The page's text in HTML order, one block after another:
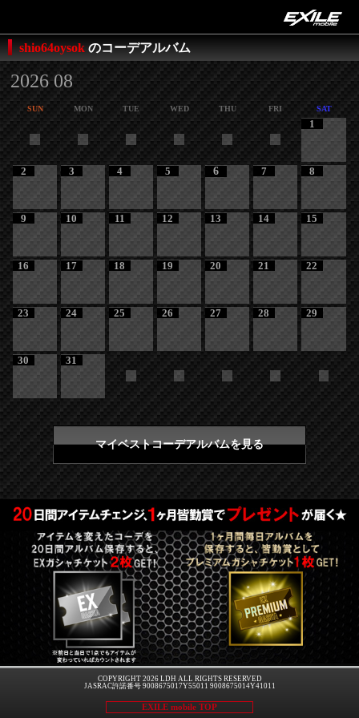
shio64oysok のコーデアルバム
2026 08
SUN MON TUE WED THU FRI SAT
1
2 3 4 5 6 7 8
9 10 11 12 13 14 15
16 17 18 19 20 21 22
23 24 25 26 27 28 29
30 31
マイベストコーデアルバムを見る
COPYRIGHT 2026 LDH ALL RIGHTS RESERVED
JASRAC許諾番号 9008675017Y55011 9008675014Y41011
EXILE mobile TOP